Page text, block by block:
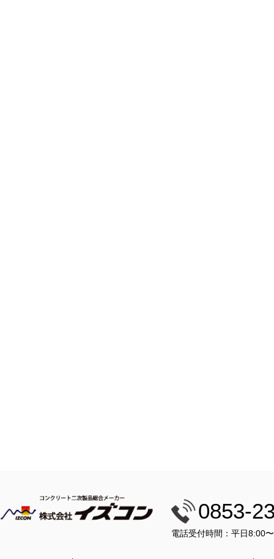
0853-
電話受付時間：平日8:00